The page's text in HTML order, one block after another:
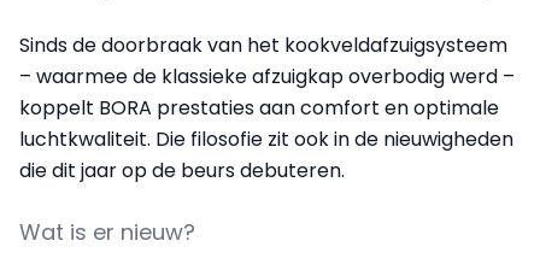
Sinds de doorbraak van het kookveldafzuigsysteem
– waarmee de klassieke afzuigkap overbodig werd –
koppelt BORA prestaties aan comfort en optimale
luchtkwaliteit. Die filosofie zit ook in de nieuwigheden
die dit jaar op de beurs debuteren.
Wat is er nieuw?